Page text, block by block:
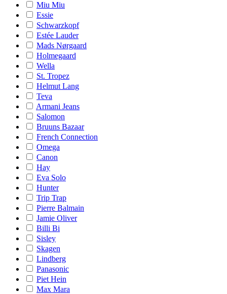
Miu Miu
Essie
Schwarzkopf
Estée Lauder
Mads Nørgaard
Holmegaard
Wella
St. Tropez
Helmut Lang
Teva
Armani Jeans
Salomon
Bruuns Bazaar
French Connection
Omega
Canon
Hay
Eva Solo
Hunter
Trip Trap
Pierre Balmain
Jamie Oliver
Billi Bi
Sisley
Skagen
Lindberg
Panasonic
Piet Hein
Max Mara